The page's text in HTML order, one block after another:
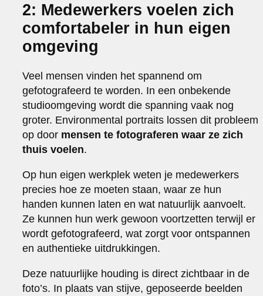
2: Medewerkers voelen zich
comfortabeler in hun eigen
omgeving
Veel mensen vinden het spannend om
gefotografeerd te worden. In een onbekende
studioomgeving wordt die spanning vaak nog
groter. Environmental portraits lossen dit probleem
op door mensen te fotograferen waar ze zich
thuis voelen.
Op hun eigen werkplek weten je medewerkers
precies hoe ze moeten staan, waar ze hun
handen kunnen laten en wat natuurlijk aanvoelt.
Ze kunnen hun werk gewoon voortzetten terwijl er
wordt gefotografeerd, wat zorgt voor ontspannen
en authentieke uitdrukkingen.
Deze natuurlijke houding is direct zichtbaar in de
foto’s. In plaats van stijve, geposeerde beelden